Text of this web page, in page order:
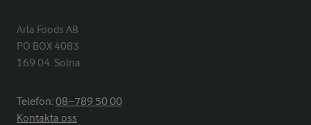
Arla Foods AB
PO BOX 4083
169 04  Solna
Telefon:08−789 50 00
Kontakta oss